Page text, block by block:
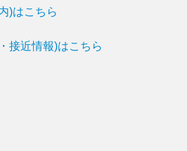
)はこちら
接近情報)はこちら